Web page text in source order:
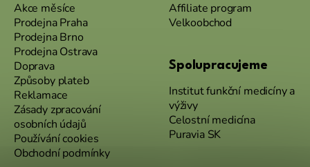
Akce měsíce
Prodejna Praha
Prodejna Brno
Prodejna Ostrava
Doprava
Způsoby plateb
Reklamace
Zásady zpracování
osobních údajů
Používání cookies
Obchodní podmínky
Affiliate program
Velkoobchod
Spolupracujeme
Institut funkční medicíny a
výživy
Celostní medicína
Puravia SK